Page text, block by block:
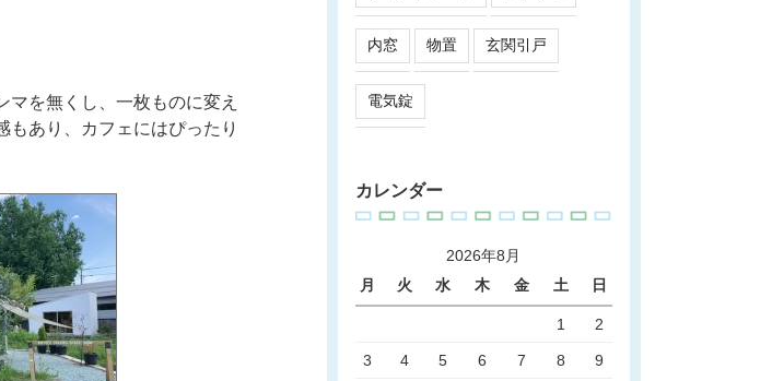
を無くし、一枚ものに変え
あり、カフェにはぴったり
内窓 物置 玄関引戸
電気錠
カレンダー
2026年8月
月
火 水 木 金 土 日
1 2
3 4 5 6 7 8 9